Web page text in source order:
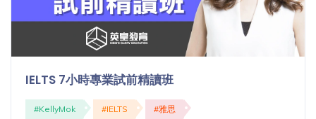
IELTS 7小時專業試前精讀班
#KellyMok #IELTS #雅思